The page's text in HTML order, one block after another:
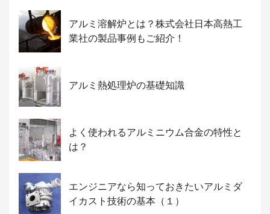
アルミ溶解炉とは？株式会社日本高熱工
業社の製品事例もご紹介！
アルミ熱処理炉の基礎知識
よく使われるアルミニウム合金の特性と
は？
エンジニアなら知っておきたいアルミダ
イカスト技術の基本（１）